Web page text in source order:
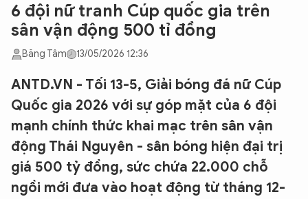
6 đội nữ tranh Cúp quốc gia trên
sân vận động 500 tỉ đồng
Băng Tâm 13/05/2026 12:36
ANTD.VN - Tối 13-5, Giải bóng đá nữ Cúp
Quốc gia 2026 với sự góp mặt của 6 đội
mạnh chính thức khai mạc trên sân vận
động Thái Nguyên - sân bóng hiện đại trị
giá 500 tỷ đồng, sức chứa 22.000 chỗ
ngồi mới đưa vào hoạt động từ tháng 12-